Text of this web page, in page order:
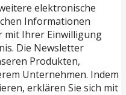
elektronische
Informationen
mit Ihrer Einwilligung
Die Newsletter
Produkten,
Unternehmen. Indem
erklären Sie sich mit